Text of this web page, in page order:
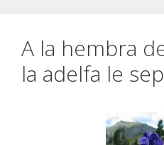
A la hembra
la adelfa le